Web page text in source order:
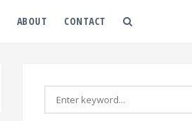
ABOUT CONTACT